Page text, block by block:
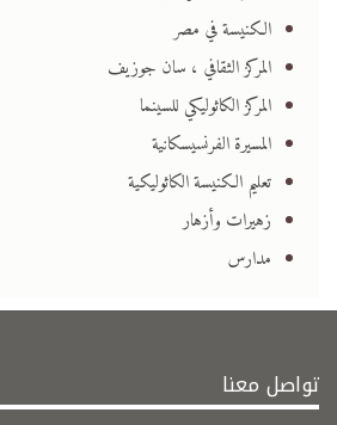
الكنيسة في مصر
المركز الثقافي ، سان جوزيف
المركز الكاثوليكي للسينما
المسيرة الفرنسيسكانية
تعليم الكنيسة الكاثوليكية
زهيرات وأزهار
مدارس
تواصل معنا